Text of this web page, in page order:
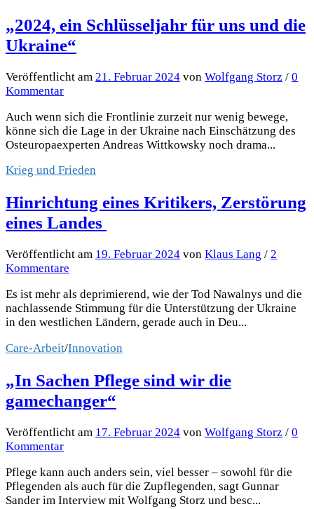
„2024, ein Schlüsseljahr für uns und die
Ukraine“
Veröffentlicht am 21. Februar 2024 von Wolfgang Storz / 0
Kommentar
Auch wenn sich die Frontlinie zurzeit nur wenig bewege,
könne sich die Lage in der Ukraine nach Einschätzung des
Osteuropaexperten Andreas Wittkowsky noch drama...
Krieg und Frieden
Hinrichtung eines Kritikers, Zerstörung
eines Landes
Veröffentlicht am 19. Februar 2024 von Klaus Lang / 2
Kommentare
Es ist mehr als deprimierend, wie der Tod Nawalnys und die
nachlassende Stimmung für die Unterstützung der Ukraine
in den westlichen Ländern, gerade auch in Deu...
Care-Arbeit/Innovation
„In Sachen Pflege sind wir die
gamechanger“
Veröffentlicht am 17. Februar 2024 von Wolfgang Storz / 0
Kommentar
Pflege kann auch anders sein, viel besser – sowohl für die
Pflegenden als auch für die Zupflegenden, sagt Gunnar
Sander im Interview mit Wolfgang Storz und besc...